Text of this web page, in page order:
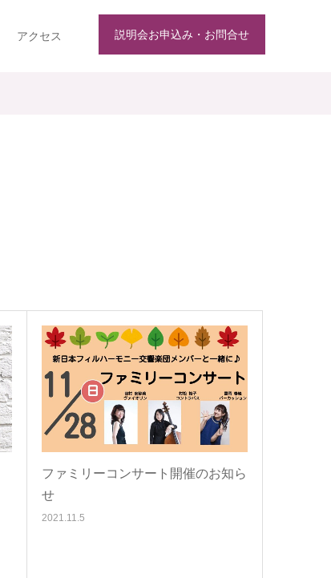
説明会お申込み・お問合せ
アクセス
ファミリーコンサート開催のお知ら
せ
2021.11.5